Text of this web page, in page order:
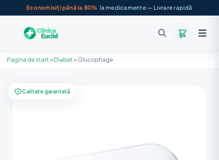
Economisiți până la 80% la medicamente — Livrare rapidă
Pagina de start » Diabet »Glucophage
Calitate garantată